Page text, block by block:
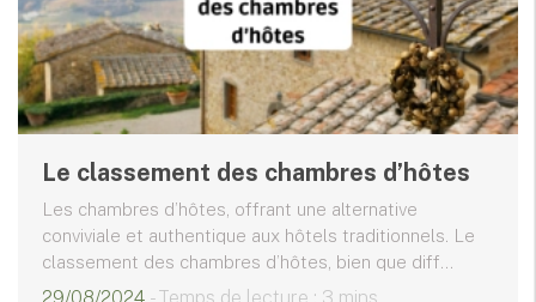
Le classement des chambres d’hôtes
Les chambres d’hôtes, offrant une alternative
conviviale et authentique aux hôtels traditionnels. Le
classement des chambres d’hôtes, bien que diff...